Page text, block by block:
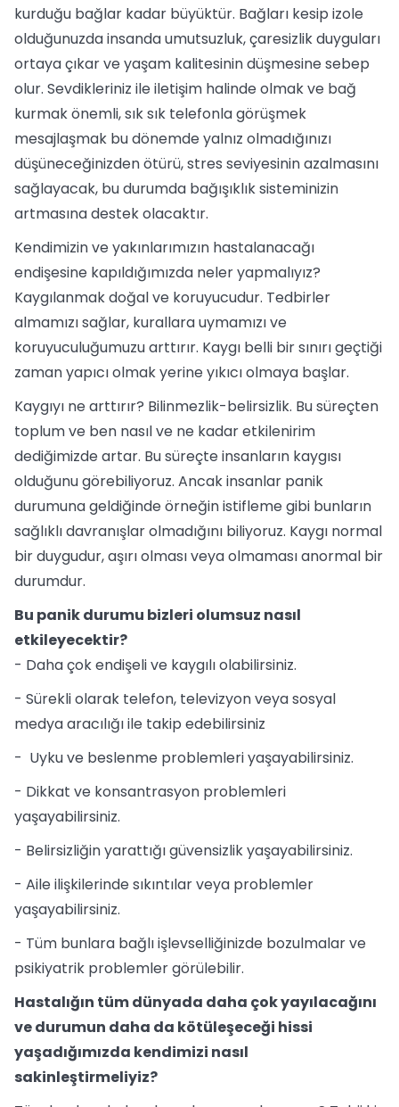
kurduğu bağlar kadar büyüktür. Bağları kesip izole
olduğunuzda insanda umutsuzluk, çaresizlik duyguları
ortaya çıkar ve yaşam kalitesinin düşmesine sebep
olur. Sevdikleriniz ile iletişim halinde olmak ve bağ
kurmak önemli, sık sık telefonla görüşmek
mesajlaşmak bu dönemde yalnız olmadığınızı
düşüneceğinizden ötürü, stres seviyesinin azalmasını
sağlayacak, bu durumda bağışıklık sisteminizin
artmasına destek olacaktır.
Kendimizin ve yakınlarımızın hastalanacağı
endişesine kapıldığımızda neler yapmalıyız?
Kaygılanmak doğal ve koruyucudur. Tedbirler
almamızı sağlar, kurallara uymamızı ve
koruyuculuğumuzu arttırır. Kaygı belli bir sınırı geçtiği
zaman yapıcı olmak yerine yıkıcı olmaya başlar.
Kaygıyı ne arttırır? Bilinmezlik-belirsizlik. Bu süreçten
toplum ve ben nasıl ve ne kadar etkilenirim
dediğimizde artar. Bu süreçte insanların kaygısı
olduğunu görebiliyoruz. Ancak insanlar panik
durumuna geldiğinde örneğin istifleme gibi bunların
sağlıklı davranışlar olmadığını biliyoruz. Kaygı normal
bir duygudur, aşırı olması veya olmaması anormal bir
durumdur.
Bu panik durumu bizleri olumsuz nasıl
etkileyecektir?
- Daha çok endişeli ve kaygılı olabilirsiniz.
- Sürekli olarak telefon, televizyon veya sosyal
medya aracılığı ile takip edebilirsiniz
- Uyku ve beslenme problemleri yaşayabilirsiniz.
- Dikkat ve konsantrasyon problemleri
yaşayabilirsiniz.
- Belirsizliğin yarattığı güvensizlik yaşayabilirsiniz.
- Aile ilişkilerinde sıkıntılar veya problemler
yaşayabilirsiniz.
- Tüm bunlara bağlı işlevselliğinizde bozulmalar ve
psikiyatrik problemler görülebilir.
Hastalığın tüm dünyada daha çok yayılacağını
ve durumun daha da kötüleşeceği hissi
yaşadığımızda kendimizi nasıl
sakinleştirmeliyiz?